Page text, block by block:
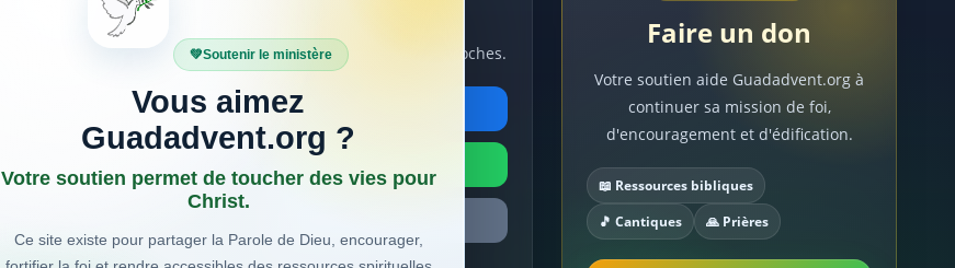
Sections locales
Contact
Guadadvent.org à vos proches.
Faire un don
Votre soutien aide Guadadvent.org à
continuer sa mission de foi,
d'encouragement et d'édification.
📖 Ressources bibliques
🎵 Cantiques
🙏 Prières
Soutenir le ministère
Vous aimez
Guadadvent.org ?
Votre soutien permet de toucher des vies pour
Christ.
Ce site existe pour partager la Parole de Dieu, encourager,